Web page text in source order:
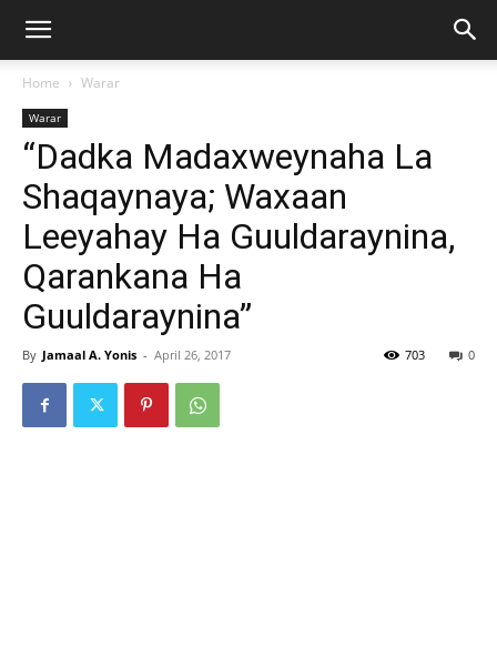
Home Warar
Warar
“Dadka Madaxweynaha La
Shaqaynaya; Waxaan
Leeyahay Ha Guuldaraynina,
Qarankana Ha
Guuldaraynina”
By Jamaal A. Yonis - April 26, 2017 0
703